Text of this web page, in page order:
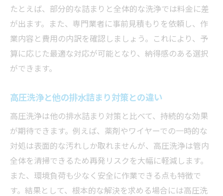
たとえば、部分的な詰まりと全体的な洗浄では料金に差
が出ます。また、専門業者に事前見積もりを依頼し、作
業内容と費用の内訳を確認しましょう。これにより、予
算に応じた最適な対応が可能となり、納得感のある選択
ができます。
高圧洗浄と他の排水詰まり対策との違い
高圧洗浄は他の排水詰まり対策と比べて、持続的な効果
が期待できます。例えば、薬剤やワイヤーでの一時的な
対処は表面的な汚れしか取れませんが、高圧洗浄は管内
全体を清掃できるため再発リスクを大幅に軽減します。
また、環境負荷も少なく安全に作業できる点も特徴で
す。結果として、根本的な解決を求める場合には高圧洗